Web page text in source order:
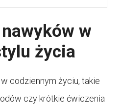
w
życia
codziennym życiu, takie
czy krótkie ćwiczenia